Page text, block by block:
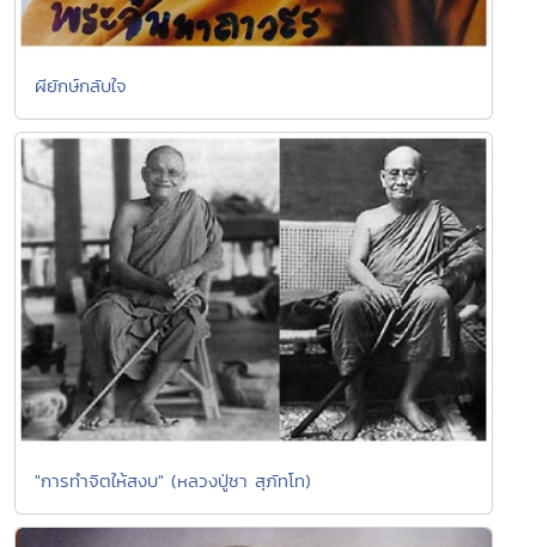
ผียักษ์กลับใจ
"การทำจิตให้สงบ" (หลวงปู่ชา สุภัทโท)